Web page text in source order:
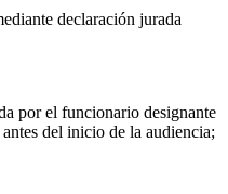
declaración jurada
por el funcionario designante
del inicio de la audiencia;